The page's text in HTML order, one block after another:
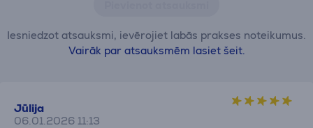
Iesniedzot atsauksmi, ievērojiet labās prakses noteikumus.
Vairāk par atsauksmēm lasiet šeit.
Jūlija
06.01.2026 11:13